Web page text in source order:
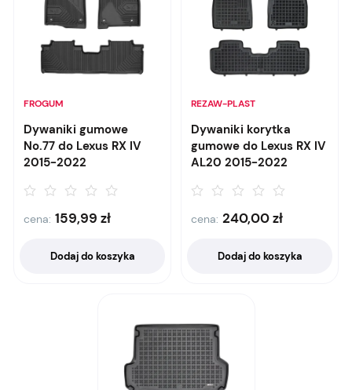
FROGUM
Dywaniki gumowe
No.77 do Lexus RX IV
2015-2022
cena: 159,99 zł
Dodaj do koszyka
REZAW-PLAST
Dywaniki korytka
gumowe do Lexus RX IV
AL20 2015-2022
cena: 240,00zł
Dodaj do koszyka